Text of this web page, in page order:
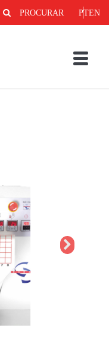
EN
PT
PROCURAR